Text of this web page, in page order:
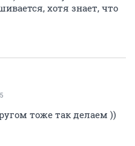
хотя знает, что
тоже так делаем ))